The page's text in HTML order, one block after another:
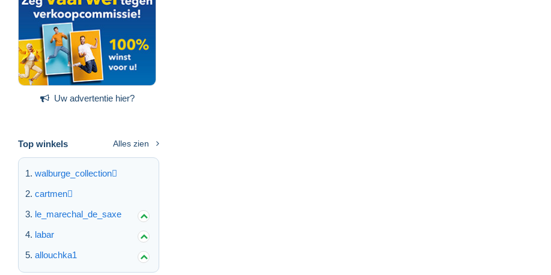
Uw advertentie hier?
Top winkels Alles zien
walburge_collection
cartmen
le_marechal_de_saxe
labar
allouchka1